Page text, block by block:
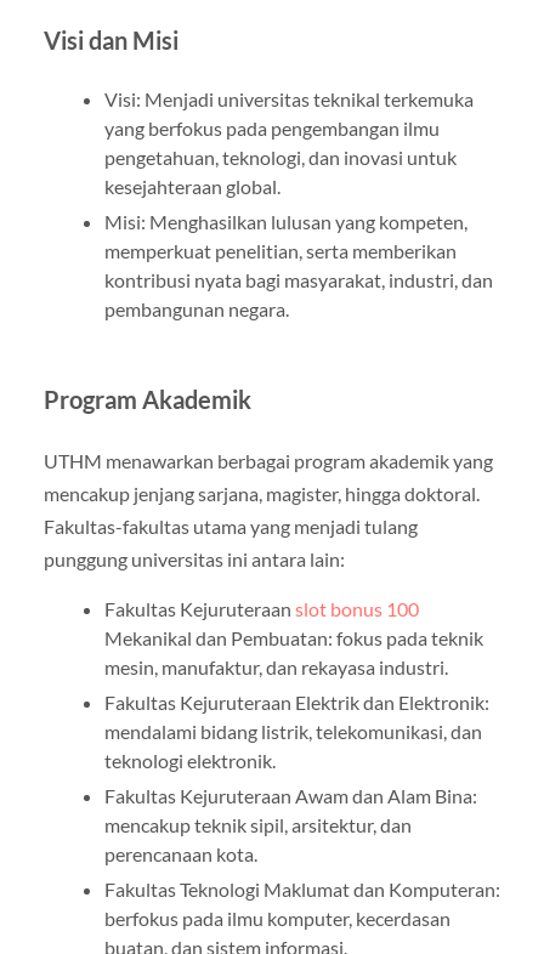
Visi dan Misi
Visi: Menjadi universitas teknikal terkemuka
yang berfokus pada pengembangan ilmu
pengetahuan, teknologi, dan inovasi untuk
kesejahteraan global.
Misi: Menghasilkan lulusan yang kompeten,
memperkuat penelitian, serta memberikan
kontribusi nyata bagi masyarakat, industri, dan
pembangunan negara.
Program Akademik
UTHM menawarkan berbagai program akademik yang
mencakup jenjang sarjana, magister, hingga doktoral.
Fakultas-fakultas utama yang menjadi tulang
punggung universitas ini antara lain:
Fakultas Kejuruteraan slot bonus 100
Mekanikal dan Pembuatan: fokus pada teknik
mesin, manufaktur, dan rekayasa industri.
Fakultas Kejuruteraan Elektrik dan Elektronik:
mendalami bidang listrik, telekomunikasi, dan
teknologi elektronik.
Fakultas Kejuruteraan Awam dan Alam Bina:
mencakup teknik sipil, arsitektur, dan
perencanaan kota.
Fakultas Teknologi Maklumat dan Komputeran:
berfokus pada ilmu komputer, kecerdasan
buatan, dan sistem informasi.